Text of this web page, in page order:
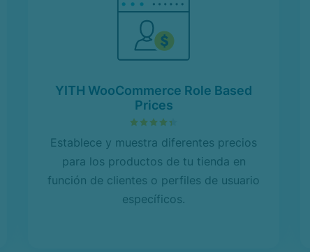
YITH WooCommerce Role Based
Prices
Establece y muestra diferentes precios
para los productos de tu tienda en
función de clientes o perfiles de usuario
específicos.